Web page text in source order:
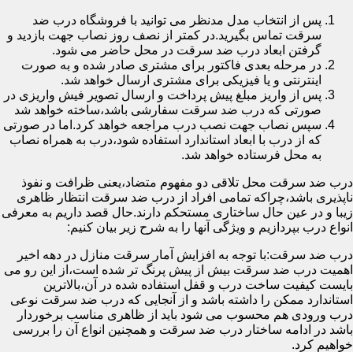
پس از انتخاب مدل مدنظر می توانید با فروشگاه درب ضد
سرقت تماس بگیرید.در کمتر از نصف روز نصاب جهت بازدید و
گرفتن ابعاد درب ضد سرقت در محل حاضر می شود.
در مرحله بعدی فاکتور برای مشتری صادر شده و به صورت
اینترنتی و یا فیزیکی برای مشتری ارسال خواهد شد.
پس از واریز مبلغ پیش پرداخت و ارسال تصویر فیش واریزی در
صورتی که درب ضد سرقت سفارشی باشد،ساخته خواهد شد
سپس نصاب جهت نصب درب مراجعه خواهد کرد.اما در صورتی
که از درب با ابعاد استاندارد استفاده شود،درب به همراه نصاب
به محل فرستاده خواهد شد.
درب ضد سرقت محل تلاقی دو مفهوم متضاد،یعنی ظرافت و نفوذ
ناپذیری باشد،چراکه تمامی افراد از درب ضد سرقت انتظار ظاهری
زیبا و در عین حال ساختاری مستحکم دارند.حال قصد داریم به معرفی
انواع درب بپردازیم و ویژگی آنها را به شرح زیر بیان کنیم:
درب ضد سرقت:با توجه به افزایش آمار سرقت منازل در دهه اخیر
اهمیت درب ضد سرقت بیش از پیش پرنگ تر شده است،از این رو می
بایست کیفیت ساخت درب و قفل استفاده شده در آن،بالاترین
استاندارد ممکن را داشته باشد و از آنجایی که درب ضد سرقت نوعی
درب ورودی هم محسوب می شود باید از ظاهری مناسب برخوردار
باشد در ادامه ساختار درب ضد سرقت و همچنین انواع آن را بررسی
خواهیم کرد.